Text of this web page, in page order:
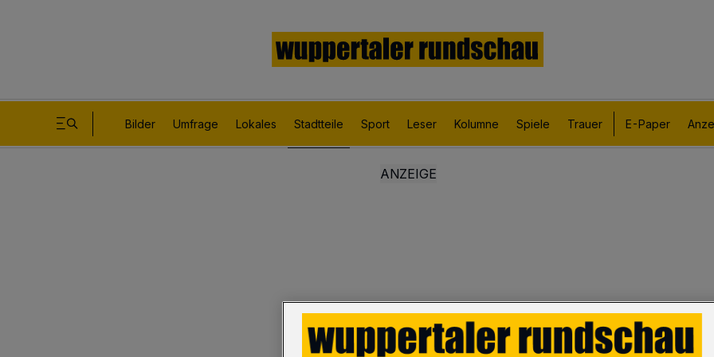
Bilder Umfrage Lokales Stadtteile Sport Leser Kolumne Spiele Trauer E-Paper